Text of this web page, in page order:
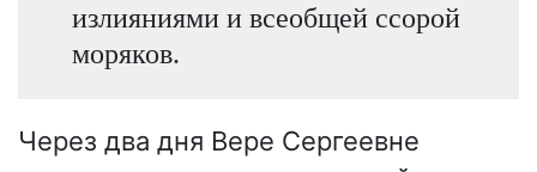
излияниями и всеобщей ссорой
моряков.
Через два дня Вере Сергеевне